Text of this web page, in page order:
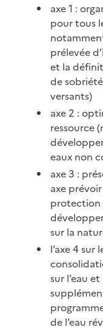
axe 1 :
pour tous
prélevée
et la
de
versants)
axe 2 :
ressource
eaux non
axe 3 :
axe
protection
sur la
l’axe 4
sur l’eau
de l’eau